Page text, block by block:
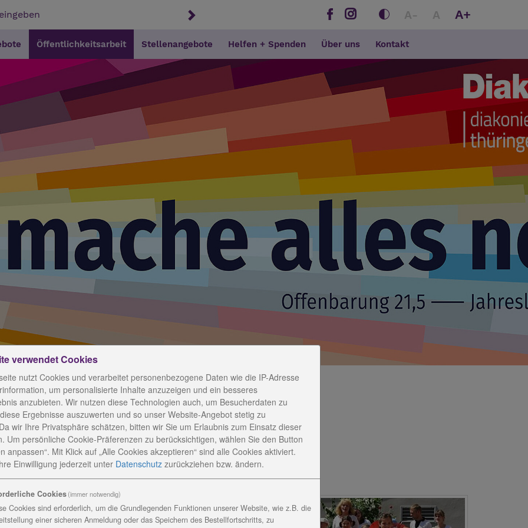
A- A A+
Öffentlichkeitsarbeit Stellenangebote Helfen + Spenden Über uns Kontakt
in Schwung
feiern mit vielen Gästen
verwendet Cookies
nutzt Cookies und verarbeitet personenbezogene Daten wie die IP-Adresse
um personalisierte Inhalte anzuzeigen und ein besseres
anzubieten. Wir nutzen diese Technologien auch, um Besucherdaten zu
Ergebnisse auszuwerten und so unser Website-Angebot stetig zu
wir Ihre Privatsphäre schätzen, bitten wir Sie um Erlaubnis zum Einsatz dieser
Um persönliche Cookie-Präferenzen zu berücksichtigen, wählen Sie den Button
anpassen“. Mit Klick auf „Alle Cookies akzeptieren“ sind alle Cookies aktiviert.
Einwilligung jederzeit unter Datenschutz zurückziehen bzw. ändern.
Cookies(immer notwendig)
Cookies sind erforderlich, um die Grundlegenden Funktionen unserer Website, wie z.B. die
einer sicheren Anmeldung oder das Speichern des Bestellfortschritts, zu